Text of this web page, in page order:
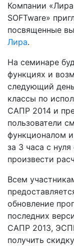
Компании
SOFTware»
посвященные
Лира.
На семинаре
функциях и
следующий
классы по
САПР 2014 и
пользователи
функционалом
за 3 часа с
произвести
Всем
обновление
последних
САПР 2013,
получить